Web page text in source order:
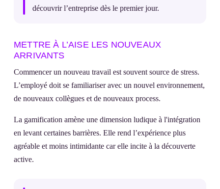
découvrir l’entreprise dès le premier jour.
METTRE À L’AISE LES NOUVEAUX
ARRIVANTS
Commencer un nouveau travail est souvent source de stress.
L’employé doit se familiariser avec un nouvel environnement,
de nouveaux collègues et de nouveaux process.
La gamification amène une dimension ludique à l'intégration
en levant certaines barrières. Elle rend l’expérience plus
agréable et moins intimidante car elle incite à la découverte
active.